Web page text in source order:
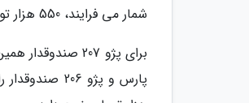
شمار می فرایند، 550 هزار تومان بابت اجاره روزانه آن دریافت می نماید.